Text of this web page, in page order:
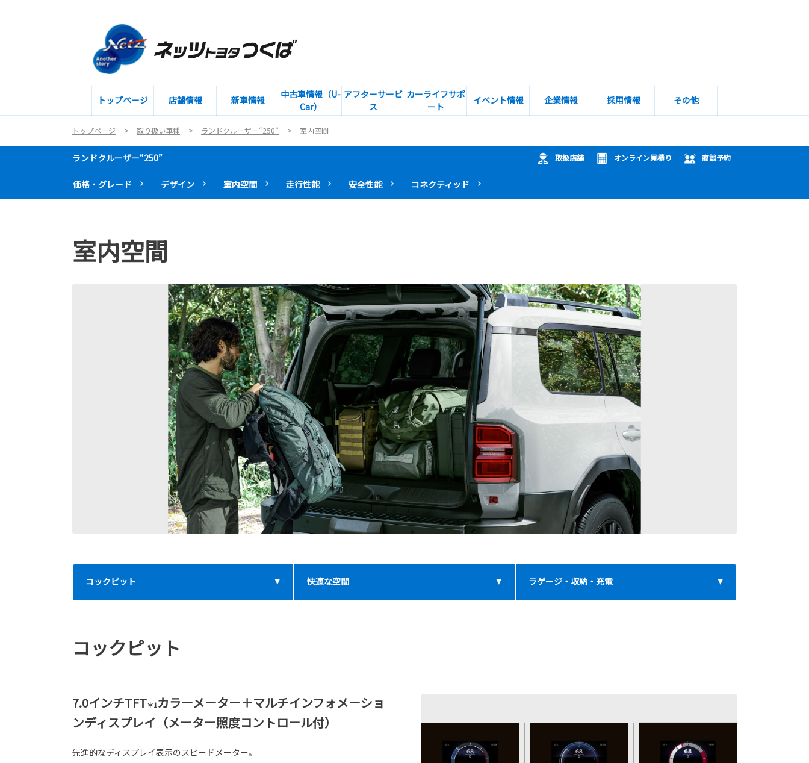
トップページ 店舗情報 新車情報
中古車情報（U-
Car）
アフターサービ
ス
カーライフサポ
ート
イベント情報 企業情報 採用情報 その他
トップページ 取り扱い車種 ランドクルーザー“250” 室内空間
ランドクルーザー“250” 取扱店舗 オンライン見積り 商談予約
価格・グレード デザイン 室内空間 走行性能 安全性能 コネクティッド
室内空間
コックピット 快適な空間 ラゲージ・収納・充電
コックピット
7.0インチTFT＊1カラーメーター＋マルチインフォメーショ
ンディスプレイ（メーター照度コントロール付）
先進的なディスプレイ表示のスピードメーター。